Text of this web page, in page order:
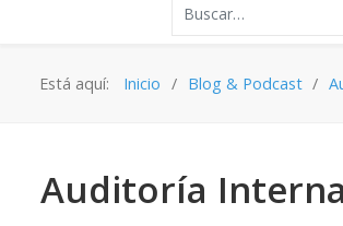
Está aquí: Inicio Blog & Podcast
Auditoría Interna